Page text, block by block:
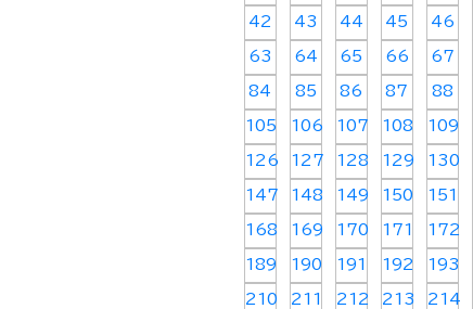
42 43 44 45 46
63 64 65 66 67
84 85 86 87 88
105 106 107 108 109
126 127 128 129 130
147 148 149 150 151
168 169 170 171 172
189 190 191 192 193
210 211 212 213 214